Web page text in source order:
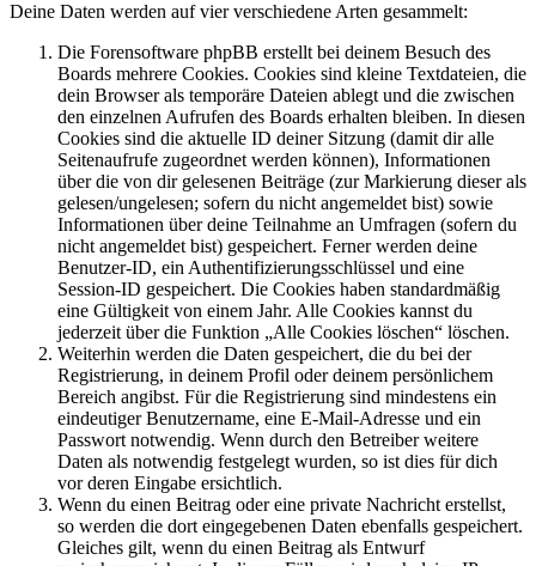
Deine Daten werden auf vier verschiedene Arten gesammelt:
Die Forensoftware phpBB erstellt bei deinem Besuch des
Boards mehrere Cookies. Cookies sind kleine Textdateien, die
dein Browser als temporäre Dateien ablegt und die zwischen
den einzelnen Aufrufen des Boards erhalten bleiben. In diesen
Cookies sind die aktuelle ID deiner Sitzung (damit dir alle
Seitenaufrufe zugeordnet werden können), Informationen
über die von dir gelesenen Beiträge (zur Markierung dieser als
gelesen/ungelesen; sofern du nicht angemeldet bist) sowie
Informationen über deine Teilnahme an Umfragen (sofern du
nicht angemeldet bist) gespeichert. Ferner werden deine
Benutzer-ID, ein Authentifizierungsschlüssel und eine
Session-ID gespeichert. Die Cookies haben standardmäßig
eine Gültigkeit von einem Jahr. Alle Cookies kannst du
jederzeit über die Funktion „Alle Cookies löschen“ löschen.
Weiterhin werden die Daten gespeichert, die du bei der
Registrierung, in deinem Profil oder deinem persönlichem
Bereich angibst. Für die Registrierung sind mindestens ein
eindeutiger Benutzername, eine E-Mail-Adresse und ein
Passwort notwendig. Wenn durch den Betreiber weitere
Daten als notwendig festgelegt wurden, so ist dies für dich
vor deren Eingabe ersichtlich.
Wenn du einen Beitrag oder eine private Nachricht erstellst,
so werden die dort eingegebenen Daten ebenfalls gespeichert.
Gleiches gilt, wenn du einen Beitrag als Entwurf